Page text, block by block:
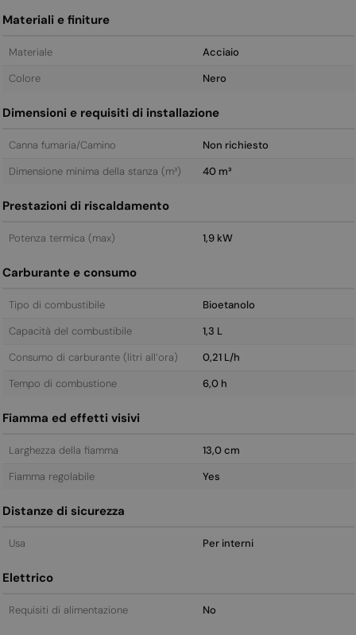
Materiali e finiture
Materiale
Acciaio
Colore
Nero
Dimensioni e requisiti di installazione
Canna fumaria/Camino
Non richiesto
Dimensione minima della stanza (m³)
40 m³
Prestazioni di riscaldamento
Potenza termica (max) 1,9 kW
Carburante e consumo
Tipo di combustibile
Bioetanolo
Capacità del combustibile
1,3 L
Consumo di carburante (litri all’ora)
0,21 L/h
Tempo di combustione
6,0 h
Fiamma ed effetti visivi
Larghezza della fiamma
13,0 cm
Fiamma regolabile
Yes
Distanze di sicurezza
Usa Per interni
Elettrico
Requisiti di alimentazione No